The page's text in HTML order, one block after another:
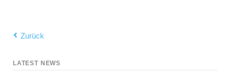
Zurück
LATEST NEWS